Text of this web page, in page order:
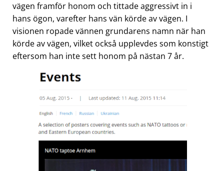
vägen framför honom och tittade aggressivt in i
hans ögon, varefter hans vän körde av vägen. I
visionen ropade vännen grundarens namn när han
körde av vägen, vilket också upplevdes som konstigt
eftersom han inte sett honom på nästan 7 år.